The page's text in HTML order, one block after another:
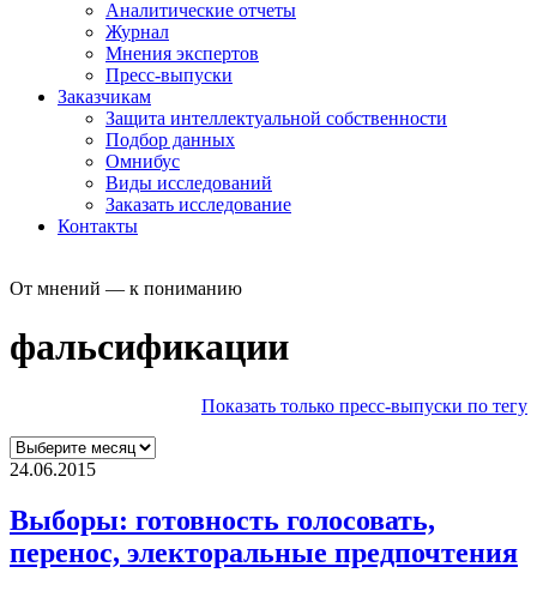
Аналитические отчеты
Журнал
Мнения экспертов
Пресс-выпуски
Заказчикам
Защита интеллектуальной собственности
Подбор данных
Омнибус
Виды исследований
Заказать исследование
Контакты
От мнений — к пониманию
фальсификации
Показать только пресс-выпуски по тегу
24.06.2015
Выборы: готовность голосовать,
перенос, электоральные предпочтения